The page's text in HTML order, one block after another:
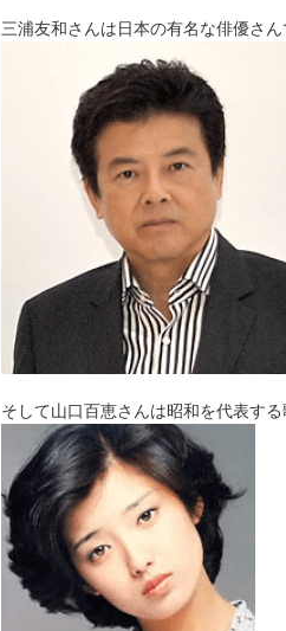
三浦友和さんは日本の有名な俳優さん
そして山口百恵さんは昭和を代表する